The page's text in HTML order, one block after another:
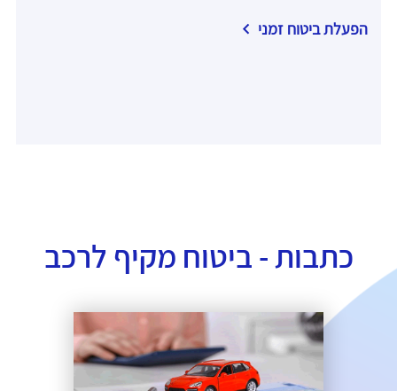
הפעלת ביטוח זמני
כתבות - ביטוח מקיף לרכב